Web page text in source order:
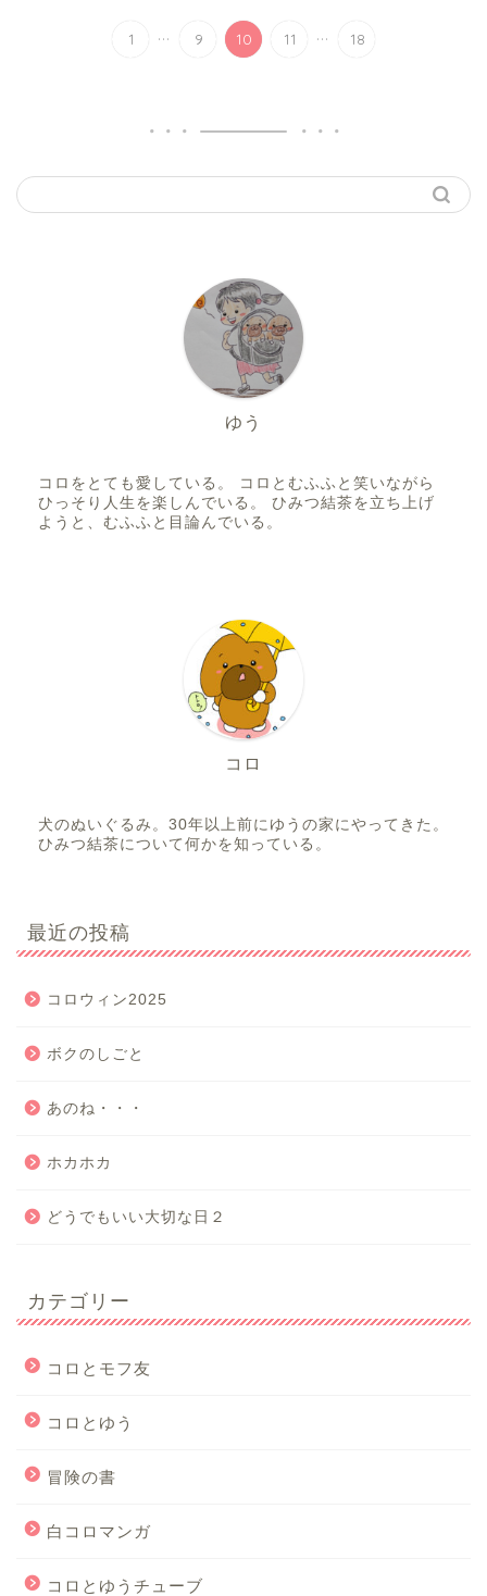
1 ... 9 10 11 ... 18
ゆう
コロをとても愛している。 コロとむふふと笑いながら
ひっそり人生を楽しんでいる。 ひみつ結茶を立ち上げ
ようと、むふふと目論んでいる。
コロ
犬のぬいぐるみ。30年以上前にゆうの家にやってきた。
ひみつ結茶について何かを知っている。
最近の投稿
コロウィン2025
ボクのしごと
あのね・・・
ホカホカ
どうでもいい大切な日２
カテゴリー
コロとモフ友
コロとゆう
冒険の書
白コロマンガ
コロとゆうチューブ